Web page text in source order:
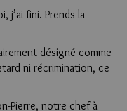
fini. Prends la
désigné comme
ni récrimination, ce
Pierre, notre chef à